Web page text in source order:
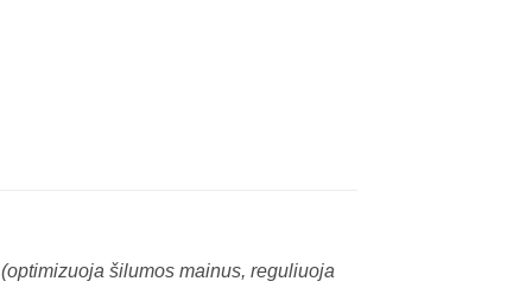
šilumos mainus, reguliuoja